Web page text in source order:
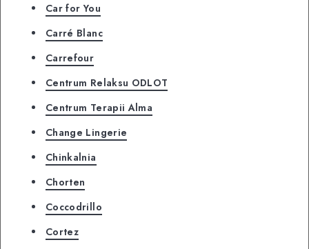
Car for You
Carré Blanc
Carrefour
Centrum Relaksu ODLOT
Centrum Terapii Alma
Change Lingerie
Chinkalnia
Chorten
Coccodrillo
Cortez